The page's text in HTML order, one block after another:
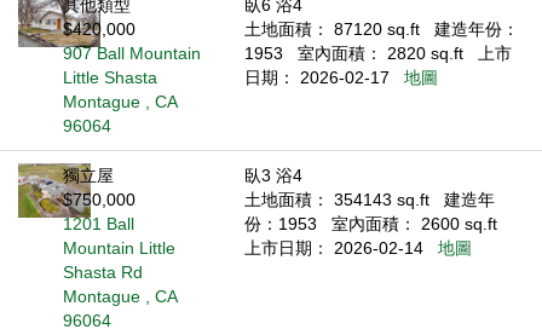
其他類型
$420,000
907 Ball Mountain
Little Shasta
Montague , CA
96064
臥6 浴4
土地面積： 87120 sq.ft
建造年份：
1953
室內面積： 2820 sq.ft
上市
日期： 2026-02-17
地圖
獨立屋
$750,000
1201 Ball
Mountain Little
Shasta Rd
Montague , CA
96064
臥3 浴4
土地面積： 354143 sq.ft
建造年
份：1953
室內面積： 2600 sq.ft
上市日期： 2026-02-14
地圖